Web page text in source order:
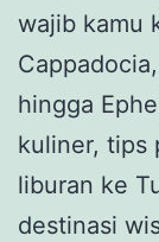
wajib kamu
hingga
kuliner, tips
liburan ke
destinasi